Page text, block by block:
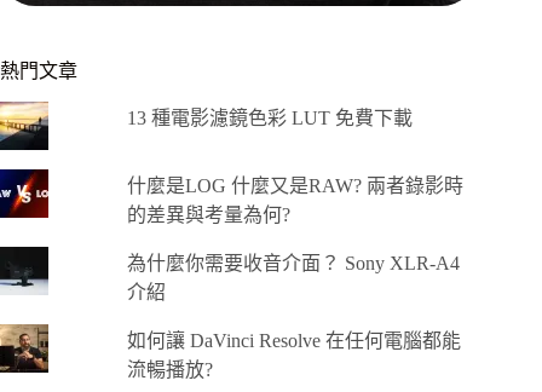
熱門文章
13 種電影濾鏡色彩 LUT 免費下載
什麼是LOG 什麼又是RAW? 兩者錄影時
的差異與考量為何?
為什麼你需要收音介面？ Sony XLR-A4
介紹
如何讓 DaVinci Resolve 在任何電腦都能
流暢播放?